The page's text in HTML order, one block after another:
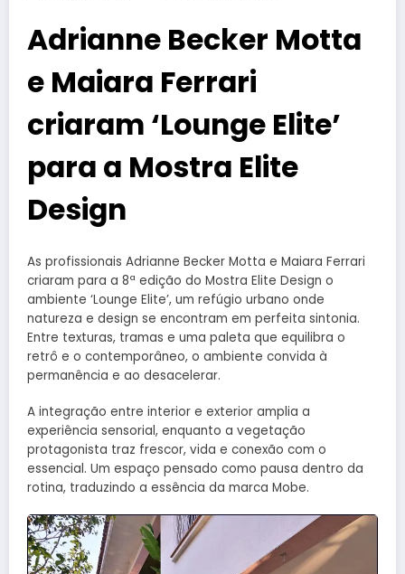
Adrianne Becker Motta
e Maiara Ferrari
criaram ‘Lounge Elite’
para a Mostra Elite
Design
As profissionais Adrianne Becker Motta e Maiara Ferrari
criaram para a 8ª edição do Mostra Elite Design o
ambiente ‘Lounge Elite’, um refúgio urbano onde
natureza e design se encontram em perfeita sintonia.
Entre texturas, tramas e uma paleta que equilibra o
retrô e o contemporâneo, o ambiente convida à
permanência e ao desacelerar.
A integração entre interior e exterior amplia a
experiência sensorial, enquanto a vegetação
protagonista traz frescor, vida e conexão com o
essencial. Um espaço pensado como pausa dentro da
rotina, traduzindo a essência da marca Mobe.